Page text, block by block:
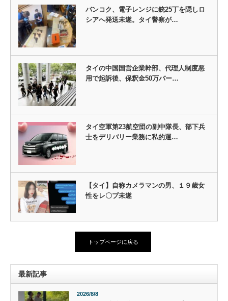
バンコク、電子レンジに銃25丁を隠しロ
シアへ発送未遂。タイ警察が…
タイの中国国営企業幹部、代理人制度悪
用で起訴後、保釈金50万バー…
タイ空軍第23航空団の副中隊長、部下兵
士をデリバリー業務に私的運…
【タイ】自称カメラマンの男、１９歳女
性をレ〇プ未遂
トップページに戻る
最新記事
2026/8/8